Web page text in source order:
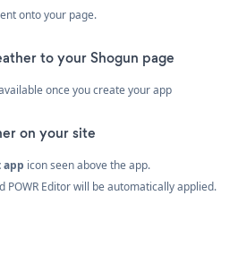
onto your page.
to your Shogun page
once you create your app
on your site
app icon seen above the app.
POWR Editor will be automatically applied.